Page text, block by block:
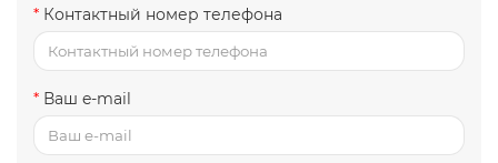
Контактный номер телефона
Ваш e-mail